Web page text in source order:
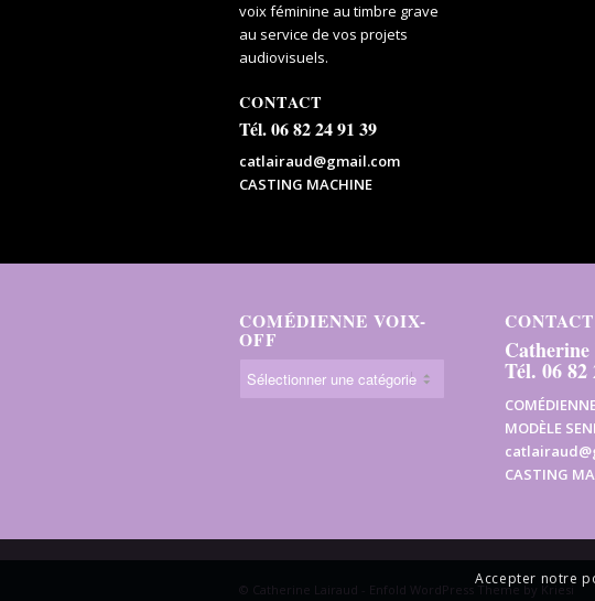
voix féminine au timbre grave
au service de vos projets
audiovisuels.
CONTACT
Tél. 06 82 24 91 39
catlairaud@gmail.com
CASTING MACHINE
COMÉDIENNE VOIX-
OFF
CONTACT
Tél. 06 82
MODÈLE
CASTING
© Catherine Lairaud - Enfold WordPress Theme by Kriesi
Accepter notre